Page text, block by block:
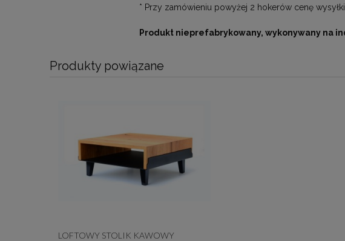
* Przy zamówieniu powyżej 2 hokerów cenę
Produkt nieprefabrykowany, wykonywany na
Produkty powiązane
LOFTOWY STOLIK KAWOWY